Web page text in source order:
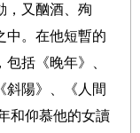
，又酗酒、殉
中。在他短暫的
括《晚年》、
斜陽》、《人間
和仰慕他的女讀